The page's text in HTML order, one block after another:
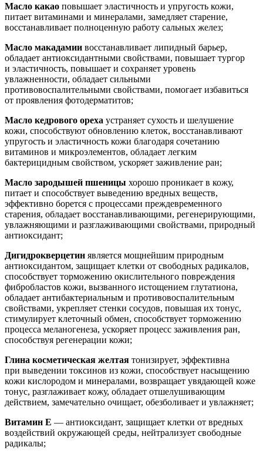
Масло какао повышает эластичность и упругость кожи,
питает витаминами и минералами, замедляет старение,
восстанавливает полноценную работу сальных желез;
Масло макадамии восстанавливает липидный барьер,
обладает антиоксидантными свойствами, повышает тургор
и эластичность, повышает и сохраняет уровень
увлажненности, обладает сильными
противовоспалительными свойствами, помогает избавиться
от проявления фотодерматитов;
Масло кедрового ореха устраняет сухость и шелушение
кожи, способствуют обновлению клеток, восстанавливают
упругость и эластичность кожи благодаря сочетанию
витаминов и микроэлементов, обладает легким
бактерицидным свойством, ускоряет заживление ран;
Масло зародышей пшеницы хорошо проникает в кожу,
питает и способствует выведению вредных веществ,
эффективно борется с процессами преждевременного
старения, обладает восстанавливающими, регенерирующими,
увлажняющими и разглаживающими свойствами, природный
антиоксидант;
Дигидрокверцетин является мощнейшим природным
антиоксидантом, защищает клетки от свободных радикалов,
способствует торможению окислительного повреждения
фибробластов кожи, вызванного истощением глутатиона,
обладает антибактериальным и противовоспалительным
свойствами, укрепляет стенки сосудов, повышая их тонус,
стимулирует клеточный обмен, способствует торможению
процесса меланогенеза, ускоряет процесс заживления ран,
способствуя регенерации кожи;
Глина косметическая желтая тонизирует, эффективна
при выведении токсинов из кожи, способствует насыщению
кожи кислородом и минералами, возвращает увядающей коже
тонус, разглаживает кожу, обладает отшелушивающим
действием, замечательно очищает, обезболивает и увлажняет;
Витамин Е — антиоксидант, защищает клетки от вредных
воздействий окружающей среды, нейтрализует свободные
радикалы;